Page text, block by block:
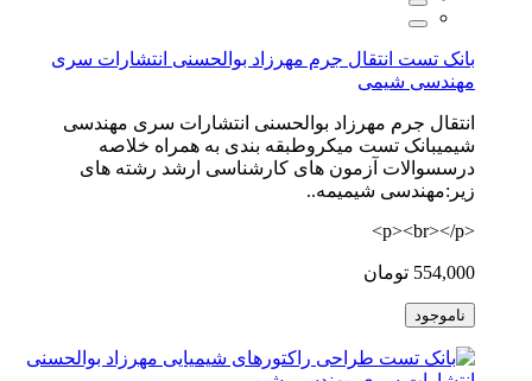
بانک تست انتقال جرم مهرزاد بوالحسنی انتشارات سری
مهندسی شیمی
انتقال جرم مهرزاد بوالحسنی انتشارات سری مهندسی
شیمیبانک تست میکروطبقه بندی به همراه خلاصه
درسسوالات آزمون های کارشناسی ارشد رشته های
زیر:مهندسی شیمیمه..
<p><br></p>
554,000 تومان
ناموجود